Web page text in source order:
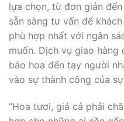
lựa chọn, từ đơn giản
sẵn sàng tư vấn để
phù hợp nhất với ngân
muốn. Dịch vụ giao
bảo hoa đến tay người
vào sự thành công của
“Hoa tươi, giá cả phải